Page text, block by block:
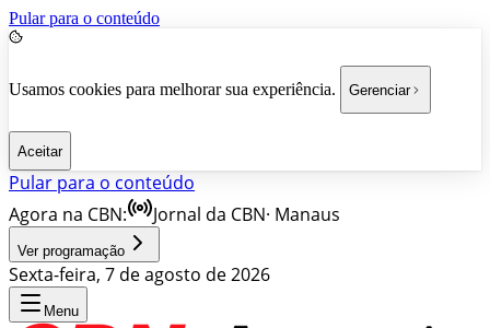
Pular para o conteúdo
Usamos cookies para melhorar sua experiência. Gerenciar
Aceitar
Pular para o conteúdo
Agora na CBN:
Jornal da CBN· Manaus
Ver programação
Sexta-feira, 7 de agosto de 2026
Menu